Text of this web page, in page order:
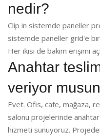
nedir?
Clip in sistemde paneller
sistemde paneller grid'e
Her ikisi de bakım erişimi
Anahtar
veriyor
Evet. Ofis, cafe, mağaza,
salonu projelerinde
hizmeti sunuyoruz.